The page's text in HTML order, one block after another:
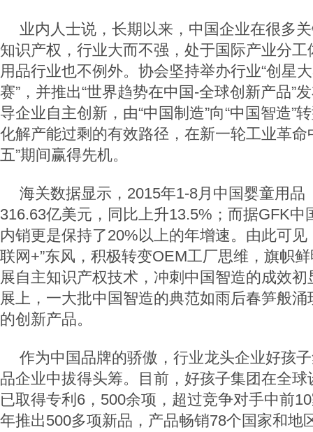
业内人士说，长期以来，中国企业在很多
知识产权，行业大而不强，处于国际产业分
用品行业也不例外。协会坚持举办行业“创星
赛”，并推出“世界趋势在中国-全球创新产品”
导企业自主创新，由“中国制造”向“中国智造”
化解产能过剩的有效路径，在新一轮工业革命
五”期间赢得先机。
海关数据显示， 2015年1-8月中国婴童用品
316.63亿美元，同比上升13.5% ；而据GFK中
内销更是保持了20%以上的年增速。由此可见
联网 +”东风，积极转变OEM工厂思维，旗帜
展自主知识产权技术，冲刺中国智造的成效
展上，一大批中国智造的典范如雨后春笋般
的创新产品。
作为中国品牌的骄傲，行业龙头企业好孩
品企业中拔得头筹。目前，好孩子集团在全球
已取得专利 6 ， 500余项，超过竞争对手中前10
年推出500多项新品，产品畅销78个国家和地